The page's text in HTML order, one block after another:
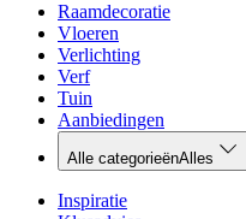
Raamdecoratie
Vloeren
Verlichting
Verf
Tuin
Aanbiedingen
Alle categorieënAlles
Inspiratie